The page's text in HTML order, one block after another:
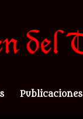
Publicaciones